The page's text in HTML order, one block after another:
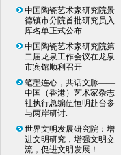
中国陶瓷艺术家研究院景
德镇市分院首批研究员入
库名单正式公布
中国陶瓷艺术家研究院第
二届龙泉工作会议在龙泉
市宾馆顺利召开
笔墨连心，共话文脉——
中国（香港）艺术家杂志
社执行总编伍恒明赴台参
与两岸研讨.
世界文明发展研究院：增
进文明研究，增强文明交
流，促进文明发展！